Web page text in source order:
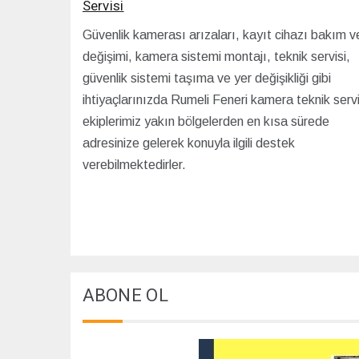
Servisi
Güvenlik kamerası arızaları, kayıt cihazı bakım
değişimi, kamera sistemi montajı, teknik servisi,
güvenlik sistemi taşıma ve yer değişikliği gibi
ihtiyaçlarınızda Rumeli Feneri kamera teknik
ekiplerimiz yakın bölgelerden en kısa sürede
adresinize gelerek konuyla ilgili destek
verebilmektedirler.
ABONE OL